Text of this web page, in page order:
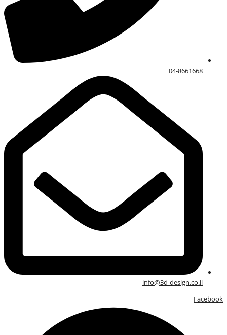
04-8661668
info@3d-design.co.il
Facebook